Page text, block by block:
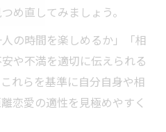
め直してみましょう。
の時間を楽しめるか」「相
や不満を適切に伝えられる
れらを基準に自分自身や相
恋愛の適性を見極めやすく